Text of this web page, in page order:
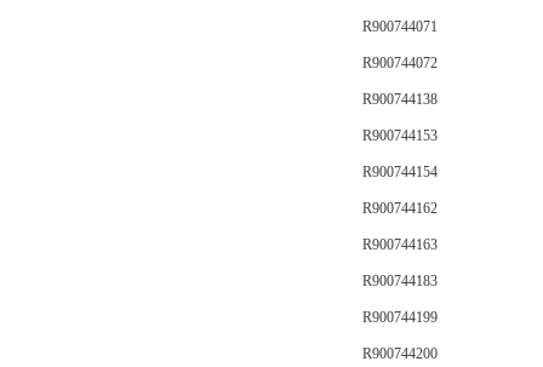
R900744071
R900744072
R900744138
R900744153
R900744154
R900744162
R900744163
R900744183
R900744199
R900744200